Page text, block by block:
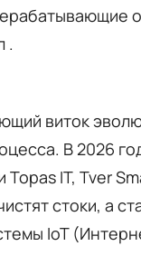
.
виток
В 2026
IT, Tver
стоки, а
IoT